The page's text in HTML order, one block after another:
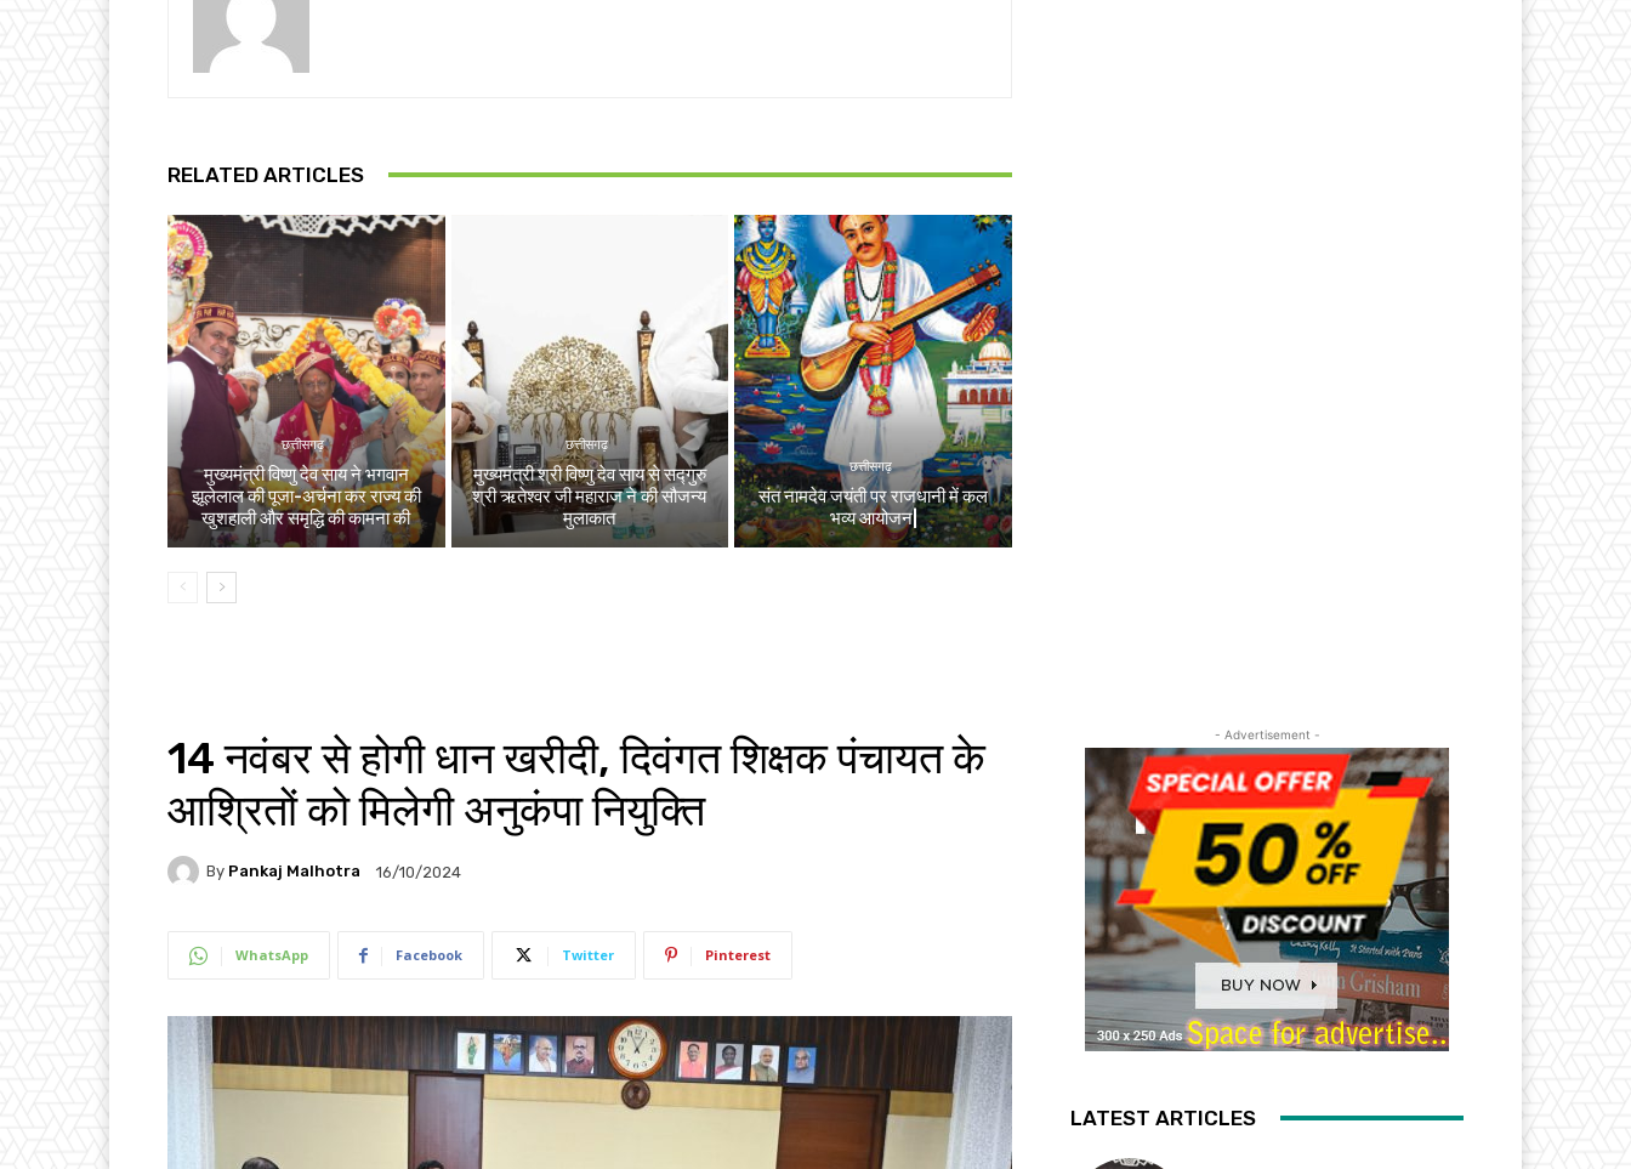
RELATED ARTICLES
छत्तीसगढ़
मुख्यमंत्री विष्णु देव साय ने भगवान
झूलेलाल की पूजा-अर्चना कर राज्य की
खुशहाली और समृद्धि की कामना की
छत्तीसगढ़
मुख्यमंत्री श्री विष्णु देव साय से सद्गुरु
श्री ऋतेश्वर जी महाराज ने की सौजन्य
मुलाकात
छत्तीसगढ़
संत नामदेव जयंती पर राजधानी में कल
भव्य आयोजन|
14 नवंबर से होगी धान खरीदी, दिवंगत शिक्षक पंचायत के
आश्रितों को मिलेगी अनुकंपा नियुक्ति
By Pankaj Malhotra 16/10/2024
WhatsApp Facebook Twitter Pinterest
- Advertisement -
LATEST ARTICLES